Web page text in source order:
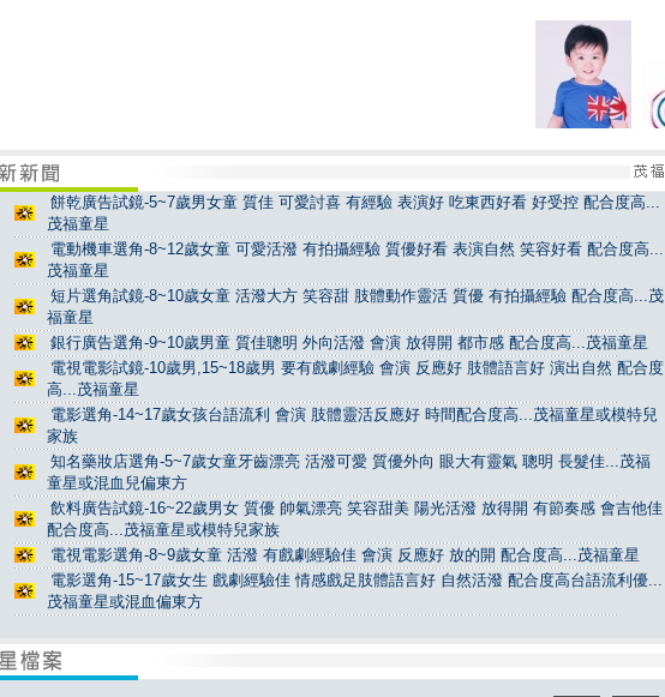
餅乾廣告試鏡-5~7歲男女童 質佳 可愛討喜 有經驗 表演好 吃東西好看 好受控 配合度高...
茂福童星
電動機車選角-8~12歲女童 可愛活潑 有拍攝經驗 質優好看 表演自然 笑容好看 配合度高...
茂福童星
短片選角試鏡-8~10歲女童 活潑大方 笑容甜 肢體動作靈活 質優 有拍攝經驗 配合度高...茂
福童星
銀行廣告選角-9~10歲男童 質佳聰明 外向活潑 會演 放得開 都市感 配合度高...茂福童星
電視電影試鏡-10歲男,15~18歲男 要有戲劇經驗 會演 反應好 肢體語言好 演出自然 配合度
高...茂福童星
電影選角-14~17歲女孩台語流利 會演 肢體靈活反應好 時間配合度高...茂福童星或模特兒
家族
知名藥妝店選角-5~7歲女童牙齒漂亮 活潑可愛 質優外向 眼大有靈氣 聰明 長髮佳...茂福
童星或混血兒偏東方
飲料廣告試鏡-16~22歲男女 質優 帥氣漂亮 笑容甜美 陽光活潑 放得開 有節奏感 會吉他佳
配合度高...茂福童星或模特兒家族
電視電影選角-8~9歲女童 活潑 有戲劇經驗佳 會演 反應好 放的開 配合度高...茂福童星
電影選角-15~17歲女生 戲劇經驗佳 情感戲足肢體語言好 自然活潑 配合度高台語流利優...
茂福童星或混血偏東方